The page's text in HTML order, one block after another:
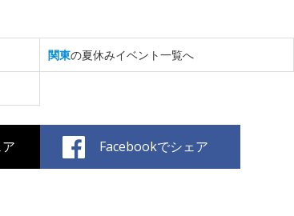
関東の夏休みイベント一覧へ
Facebookでシェア